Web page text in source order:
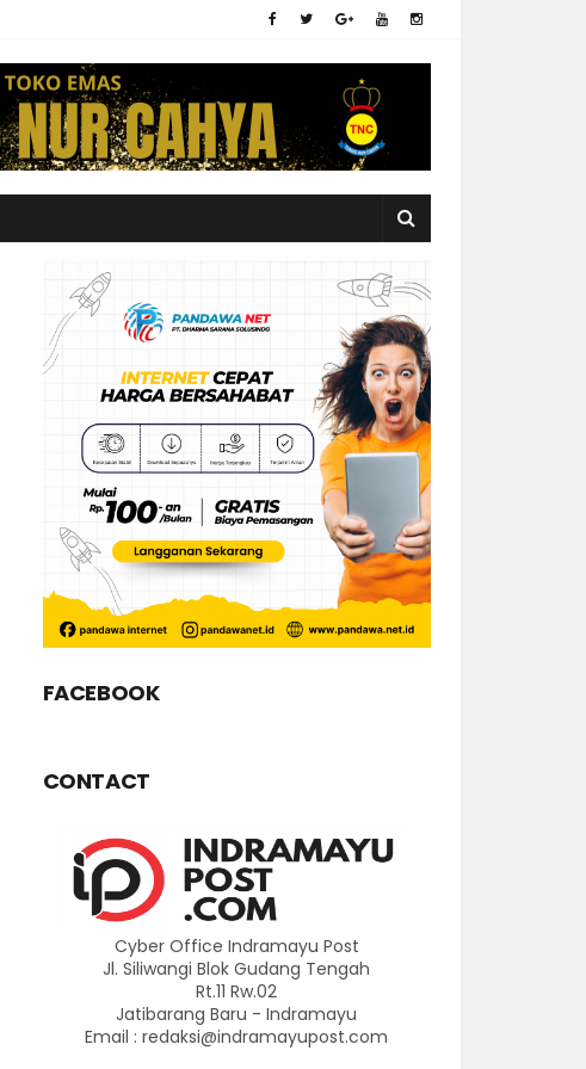
FACEBOOK
CONTACT
Cyber Office Indramayu Post
Jl. Siliwangi Blok Gudang Tengah
Rt.11 Rw.02
Jatibarang Baru - Indramayu
Email : redaksi@indramayupost.com